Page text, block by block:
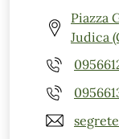
Piazza
Judica